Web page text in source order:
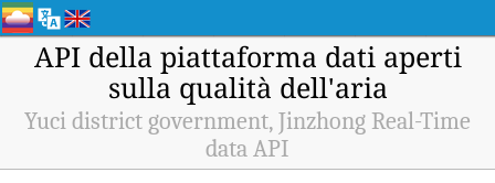
API della piattaforma dati aperti
sulla qualità dell'aria
Yuci district government, Jinzhong Real-Time
data API